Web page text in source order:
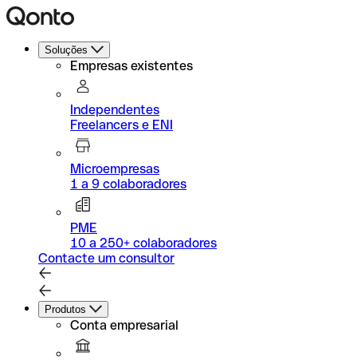
Soluções
Empresas existentes
Independentes
Freelancers e ENI
Microempresas
1 a 9 colaboradores
PME
10 a 250+ colaboradores
Contacte um consultor
Produtos
Conta empresarial